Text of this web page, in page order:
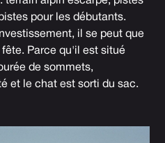
pour les débutants.
il se peut que
Parce qu'il est situé
de sommets,
et le chat est sorti du sac.